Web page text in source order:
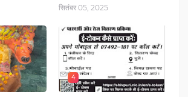
सितंबर 05, 2025
4